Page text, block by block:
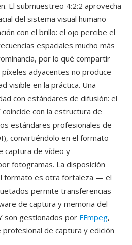
El submuestreo 4:2:2 aprovecha
del sistema visual humano
con el brillo: el ojo percibe el
espaciales mucho más
por lo qué compartir
adyacentes no produce
visible en la práctica. Una
con estándares de difusión: el
con la estructura de
estándares profesionales de
convirtiéndolo en el formato
captura de vídeo y
fotogramas. La disposición
formato es otra fortaleza — el
permite transferencias
de captura y memoria del
son gestionados por FFmpeg,
de captura y edición